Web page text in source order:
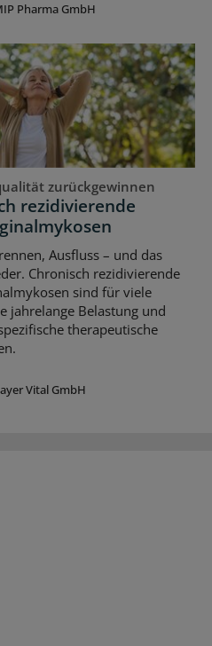
Pharma GmbH
zurückgewinnen
rezidivierende
Ausfluss – und das
Chronisch rezidivierende
sind für viele
jahrelange Belastung und
therapeutische
Vital GmbH